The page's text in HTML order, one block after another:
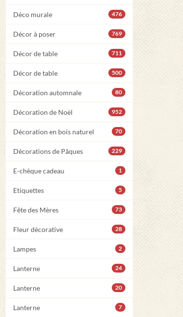
Déco murale 476
Décor à poser 769
Décor de table 711
Décor de table 500
Décoration automnale 80
Décoration de Noël 952
Décoration en bois naturel 70
Décorations de Pâques 229
E-chèque cadeau 1
Etiquettes 5
Fête des Mères 73
Fleur décorative 28
Lampes 2
Lanterne 24
Lanterne 20
Lanterne 7